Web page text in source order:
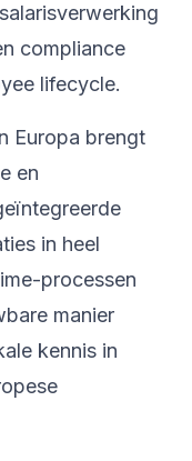
compliance
lifecycle.
Europa brengt
en
in heel
processen
manier
kennis in